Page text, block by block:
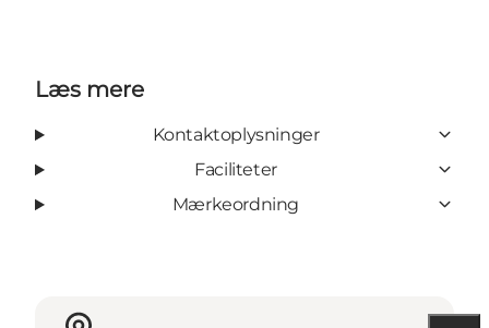
Læs mere
Kontaktoplysninger
Faciliteter
Mærkeordning